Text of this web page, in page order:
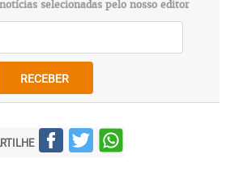
selecionadas pelo nosso editor
RECEBER